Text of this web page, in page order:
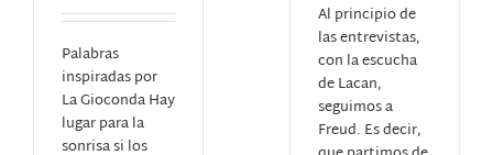
Palabras
inspiradas por
La Gioconda Hay
lugar para la
sonrisa si los
Al principio de
las entrevistas,
con la escucha
de Lacan,
seguimos a
Freud. Es decir,